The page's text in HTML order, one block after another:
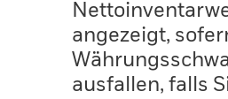
angezeigt,
ausfallen, falls